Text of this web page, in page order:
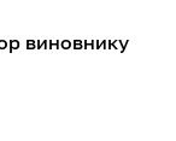
виновнику